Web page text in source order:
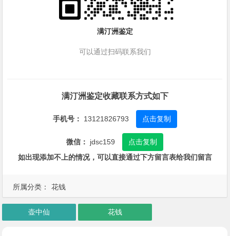
所属分类： 花钱
满汀洲鉴定
可以通过扫码联系我们
满汀洲鉴定收藏联系方式如下
手机号： 13121826793 点击复制
微信： jdsc159
点击复制
如出现添加不上的情况，可以直接通过下方留言表给我们留言
壶中仙 花钱